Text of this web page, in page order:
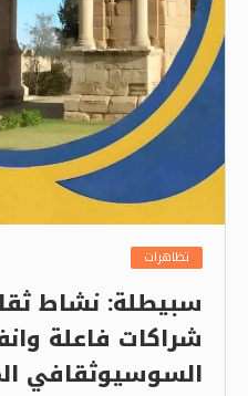
تظاهرات
سبيطلة: نشاط
شراكات فاعلة
السوسيوثقافي